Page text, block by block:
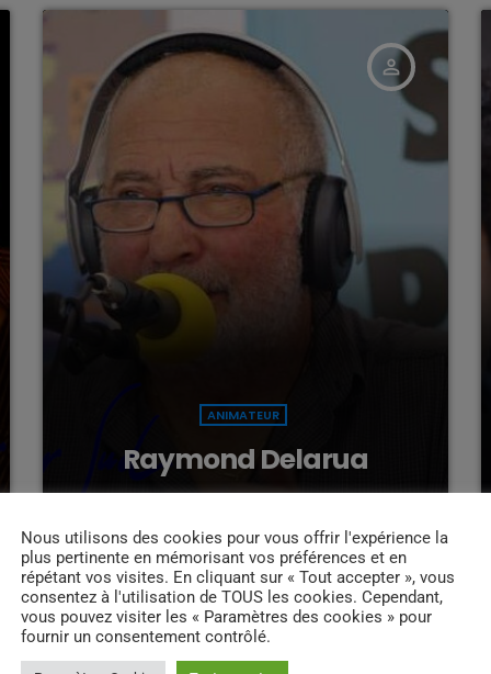
person_outline
ANIMATEUR
Raymond Delarua
person_outline
Nous utilisons des cookies pour vous offrir l'expérience la
plus pertinente en mémorisant vos préférences et en
répétant vos visites. En cliquant sur « Tout accepter », vous
consentez à l'utilisation de TOUS les cookies. Cependant,
vous pouvez visiter les « Paramètres des cookies » pour
fournir un consentement contrôlé.